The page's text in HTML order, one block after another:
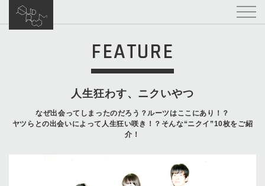
FEATURE
人生狂わす、ニクいやつ
なぜ出会ってしまったのだろう？ルーツはここにあり！？
ヤツらとの出会いによって人生狂い咲き！？そんな“ニクイ”10枚をご紹
介！